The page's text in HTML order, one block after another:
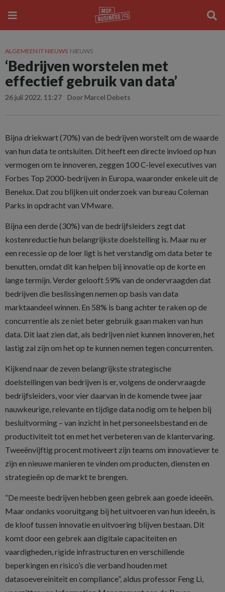
ALGEMEEN IT NIEUWS NIEUWS
‘Bedrijven worstelen met
effectief gebruik van data’
26 juli 2022, 11:27 Door Marcel Debets
Bijna driekwart (70%) van de bedrijven worstelt om de waarde
van hun data te ontsluiten. Dit heeft een directe invloed op hun
vermogen om te innoveren, zeggen 100 C-level executives van
Forbes Top 2000-bedrijven in Europa, waaronder enkele uit de
Benelux. Dat zou blijken uit onderzoek van bureau Coleman
Parks in opdracht van VMware.
Bijna een derde (30%) van de bedrijfsleiders zegt dat
kostenreductie hun belangrijkste doelstelling is. Maar nu er
een recessie op de loer ligt is het verstandig om data beter te
benutten, omdat dit kan helpen bij innovatie op de korte en
lange termijn. Verder gelooft 59% van de ondervraagden dat
bedrijven die beslissingen nemen op basis van data
marktaandeel winnen. En 58% is bang achter te raken op de
concurrentie als ze niet beter gebruik gaan maken van hun
data. Dit laat zien dat, als bedrijven niet kunnen innoveren, het
lastig zal zijn om het op te kunnen nemen tegen concurrenten.
Kijkend naar de zeven belangrijkste strategische
doelstellingen van bedrijven is er, volgens de ondervraagde
bedrijfsleiders, voor vier daarvan in de komende twee jaar
nauwkeurige, relevante en tijdige data nodig om te helpen bij
besluitvorming – van inzicht in het personeelsbestand en de
productiviteit tot en met het verbeteren van de klantervaring.
Tweeënvijftig procent motiveert zijn teams om innovatiever te
zijn en nieuwe manieren te vinden om producten, diensten en
strategieën op de markt te brengen.
“De meeste bedrijven hebben geen gebrek aan goede ideeën.
Maar ondanks vooruitgang bij het uitvoeren van hun ideeën, is
de kloof tussen innovatie en uitvoering blijven bestaan. Dit
komt door een gebrek aan digitale capaciteiten en
vaardigheden, rigide infrastructuren en verschillende
beperkingen en risico’s die verband houden met
datasoevereiniteit en compliance”, aldus professor Feng Li,